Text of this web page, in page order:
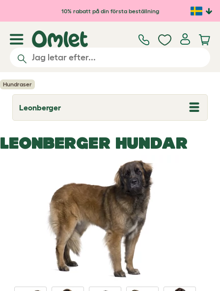
Hoppa till huvudinnehåll
10% rabatt på din första beställning
Hundraser
Leonberger
T
o
l
e
LEONBERGER HUNDAR